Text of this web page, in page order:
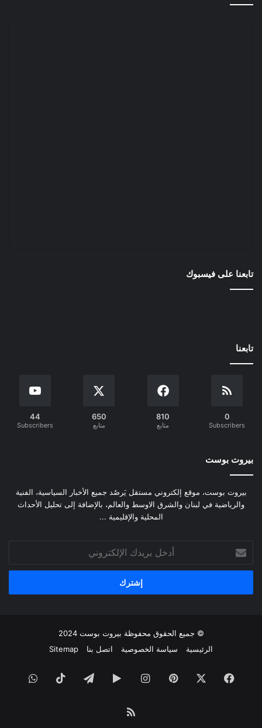
تابعنا على فيسبوك
تابعنا
0
Subscribers
810
متابع
650
متابع
44
Subscribers
بيروت بوست
بيروت بوست، موقع إلكتروني مستقل يَرصُد جميع الأخبار السياسية، الفنية
والرياضية في لبنان والشرق الاوسط والعالم، بالإضافة إلى تحليل الأحداث
المحلية والإقليمية ...
بريدك
الإلكتروني
© جميع الحقوق محفوظة بيروت بوست 2024
الرئيسية
سياسة الخصوصية اتصل بنا Sitemap
فيسبوك بينتيريستانستقرام‏Googleتيلقرام ‫TikTok
ملخص